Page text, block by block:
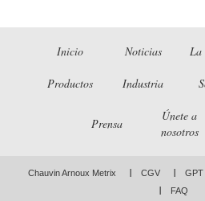
Inicio Noticias La
Productos Industria
Prensa
Únete a
nosotros
Chauvin Arnoux Metrix CGV GPT
FAQ